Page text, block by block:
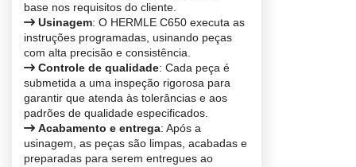
base nos requisitos do cliente.
Usinagem: O HERMLE C650 executa as
instruções programadas, usinando peças
com alta precisão e consistência.
Controle de qualidade: Cada peça é
submetida a uma inspeção rigorosa para
garantir que atenda às tolerâncias e aos
padrões de qualidade especificados.
Acabamento e entrega: Após a
usinagem, as peças são limpas, acabadas e
preparadas para serem entregues ao